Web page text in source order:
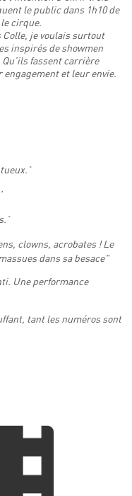
le public dans 1h10 de
cirque.
je voulais surtout
inspirés de showmen
fassent carrière
engagement et leur envie.
clowns, acrobates ! Le
dans sa besace"
Une performance
tant les numéros sont